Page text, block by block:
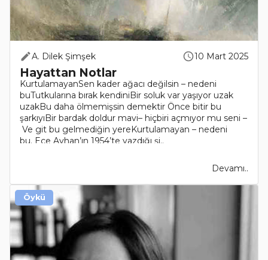
A. Dilek Şimşek 10 Mart 2025
Hayattan Notlar
KurtulamayanSen kader ağacı değilsin – nedeni
buTutkularına bırak kendiniBir soluk var yaşıyor uzak
uzakBu daha ölmemişsin demektir Önce bitir bu
şarkıyıBir bardak doldur mavi– hiçbiri açmıyor mu seni –
Ve git bu gelmediğin yereKurtulamayan – nedeni
bu. Ece Ayhan’ın 1954’te yazdığı şi..
Devamı..
Öykü